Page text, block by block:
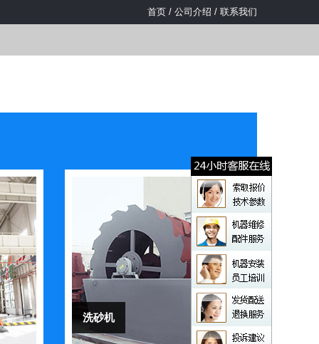
首页 / 公司介绍 / 联系我们
洗砂机